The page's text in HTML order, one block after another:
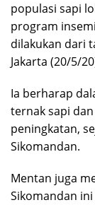
populasi sapi
program
dilakukan dari
Jakarta (20/5/
Ia berharap
ternak sapi
peningkatan,
Sikomandan.
Mentan juga
Sikomandan